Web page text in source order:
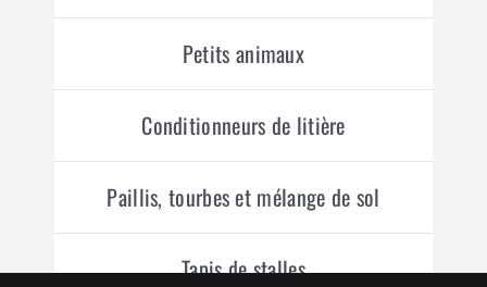
Petits animaux
Conditionneurs de litière
Paillis, tourbes et mélange de sol
Tapis de stalles